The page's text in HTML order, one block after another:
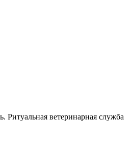
ветеринарная служба